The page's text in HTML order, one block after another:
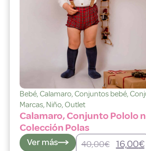
Bebé,Calamaro,Conjuntos bebé,
Marcas, Niño,Outlet
Calamaro, Conjunto Pololo
Colección Polas
Ver más 40,00€ 16,00€